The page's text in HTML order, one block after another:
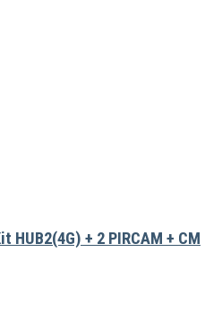
HUB2(4G) + 2 PIRCAM + CM